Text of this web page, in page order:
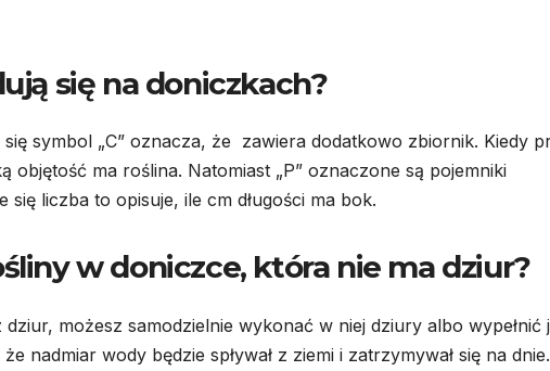
się na doniczkach?
symbol „C” oznacza, że zawiera dodatkowo zbiornik. Kiedy
objętość ma roślina. Natomiast „P” oznaczone są pojemniki
się liczba to opisuje, ile cm długości ma bok.
w doniczce, która nie ma dziur?
możesz samodzielnie wykonać w niej dziury albo wypełnić
nadmiar wody będzie spływał z ziemi i zatrzymywał się na dnie.